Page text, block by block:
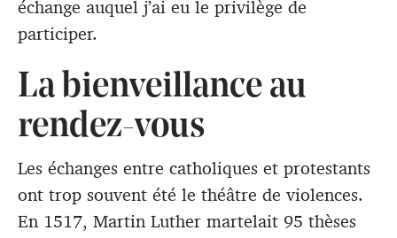
échange auquel j’ai eu le privilège de
participer.
La bienveillance au
rendez-vous
Les échanges entre catholiques et protestants
ont trop souvent été le théâtre de violences.
En 1517, Martin Luther martelait 95 thèses